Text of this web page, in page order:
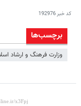
کد خبر192976
برچسب‌ها
وزارت فرهنگ و ارشاد